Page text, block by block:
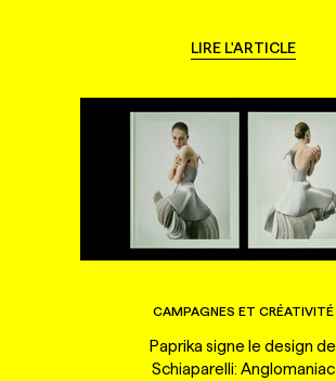
LIRE L'ARTICLE
CAMPAGNES ET CRÉATIVITÉ
Paprika signe le design de
Schiaparelli: Anglomaniac